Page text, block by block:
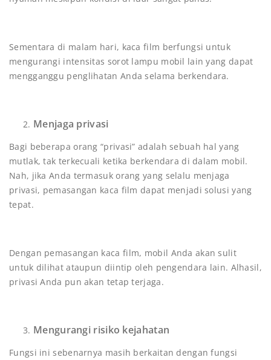
Sementara di malam hari, kaca film berfungsi untuk
mengurangi intensitas sorot lampu mobil lain yang dapat
mengganggu penglihatan Anda selama berkendara.
Menjaga privasi
Bagi beberapa orang “privasi” adalah sebuah hal yang
mutlak, tak terkecuali ketika berkendara di dalam mobil.
Nah, jika Anda termasuk orang yang selalu menjaga
privasi, pemasangan kaca film dapat menjadi solusi yang
tepat.
Dengan pemasangan kaca film, mobil Anda akan sulit
untuk dilihat ataupun diintip oleh pengendara lain. Alhasil,
privasi Anda pun akan tetap terjaga.
Mengurangi risiko kejahatan
Fungsi ini sebenarnya masih berkaitan dengan fungsi